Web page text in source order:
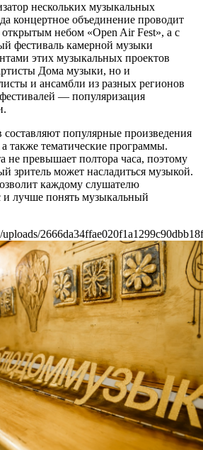
нескольких музыкальных
концертное объединение проводит
небом «Open Air Fest», а с
фестиваль камерной музыки
этих музыкальных проектов
Дома музыки, но и
и ансамбли из разных регионов
— популяризация
популярные произведения
также тематические программы.
не превышает полтора часа, поэтому
зритель может насладиться музыкой.
каждому слушателю
и лучше понять музыкальный